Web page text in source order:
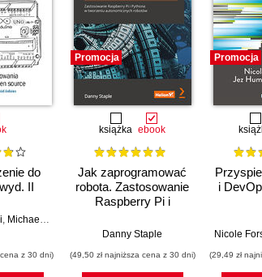
do
II
, Michael Shiloh
z 30 dni)
Promocja
książka ebook
Jak zaprogramować
robota. Zastosowanie
Raspberry Pi i
autonomicznych
Danny Staple
(49,50 zł najniższa cena z 30 dni)
Promocja
i
Nicole
(29,49 zł